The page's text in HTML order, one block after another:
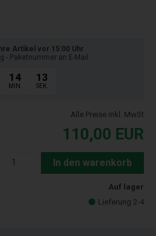
Artikel vor 15:00 Uhr
- Paketnummer an E-Mail
14
MIN.
13
SEK.
Alle Preise inkl. MwSt
110,00 EUR
In den warenkorb
Auf lager
Lieferung 2-4